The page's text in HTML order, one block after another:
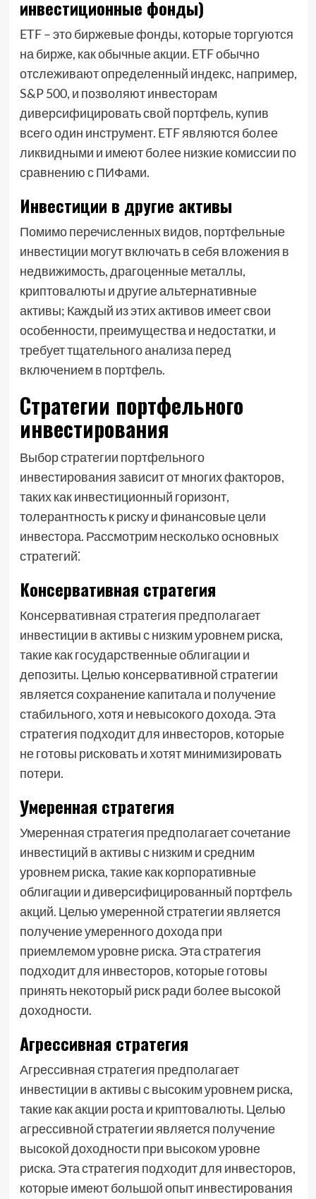
инвестиционные фонды)
ETF – это биржевые фонды, которые торгуются
на бирже, как обычные акции. ETF обычно
отслеживают определенный индекс, например,
S&P 500, и позволяют инвесторам
диверсифицировать свой портфель, купив
всего один инструмент. ETF являются более
ликвидными и имеют более низкие комиссии по
сравнению с ПИФами.
Инвестиции в другие активы
Помимо перечисленных видов, портфельные
инвестиции могут включать в себя вложения в
недвижимость, драгоценные металлы,
криптовалюты и другие альтернативные
активы; Каждый из этих активов имеет свои
особенности, преимущества и недостатки, и
требует тщательного анализа перед
включением в портфель.
Стратегии портфельного
инвестирования
Выбор стратегии портфельного
инвестирования зависит от многих факторов,
таких как инвестиционный горизонт,
толерантность к риску и финансовые цели
инвестора. Рассмотрим несколько основных
стратегий⁚
Консервативная стратегия
Консервативная стратегия предполагает
инвестиции в активы с низким уровнем риска,
такие как государственные облигации и
депозиты. Целью консервативной стратегии
является сохранение капитала и получение
стабильного, хотя и невысокого дохода. Эта
стратегия подходит для инвесторов, которые
не готовы рисковать и хотят минимизировать
потери.
Умеренная стратегия
Умеренная стратегия предполагает сочетание
инвестиций в активы с низким и средним
уровнем риска, такие как корпоративные
облигации и диверсифицированный портфель
акций. Целью умеренной стратегии является
получение умеренного дохода при
приемлемом уровне риска. Эта стратегия
подходит для инвесторов, которые готовы
принять некоторый риск ради более высокой
доходности.
Агрессивная стратегия
Агрессивная стратегия предполагает
инвестиции в активы с высоким уровнем риска,
такие как акции роста и криптовалюты. Целью
агрессивной стратегии является получение
высокой доходности при высоком уровне
риска. Эта стратегия подходит для инвесторов,
которые имеют большой опыт инвестирования